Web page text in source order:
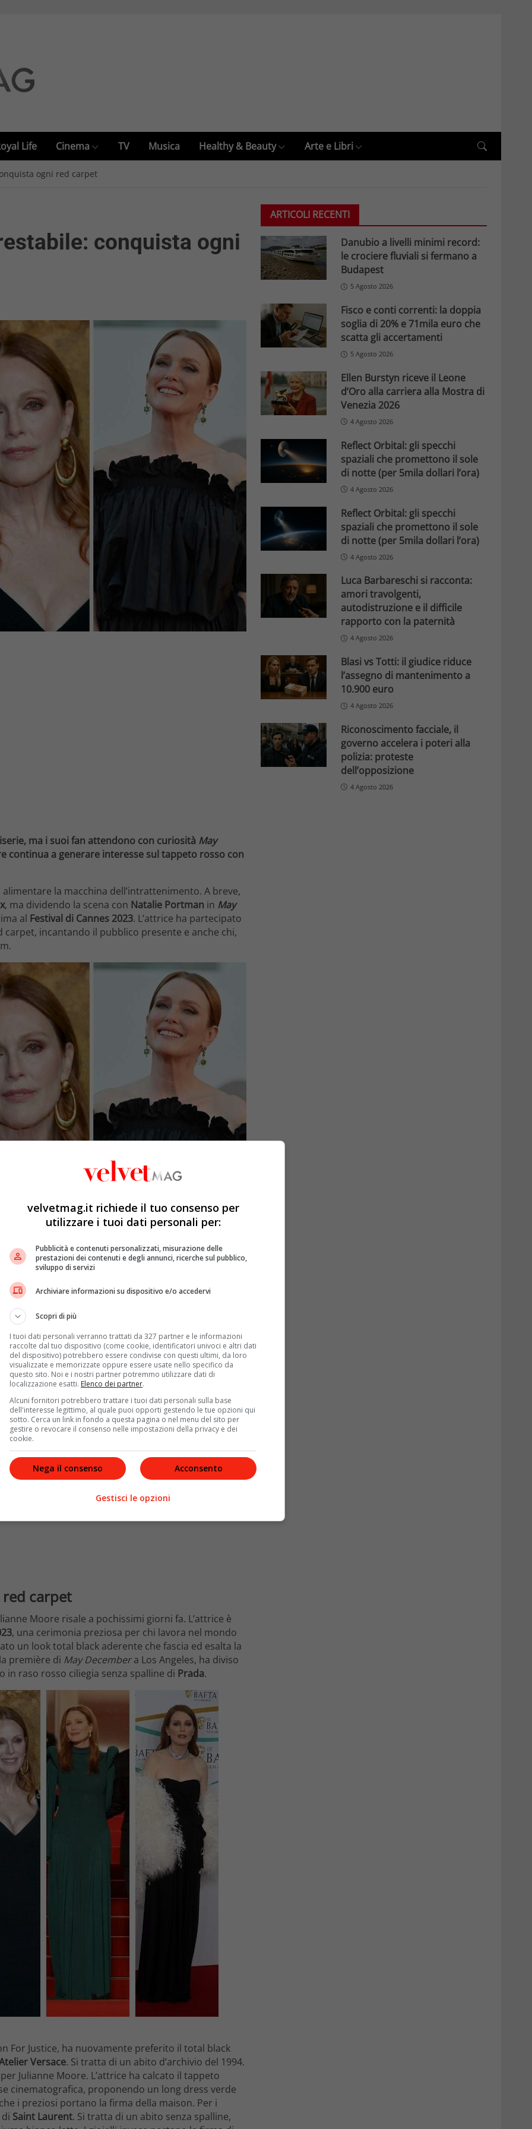
Life Cinema TV Musica Healthy & Beauty Arte e Libri
ogni red carpet
conquista ogni
ma i suoi fan attendono con curiosità May
continua a generare interesse sul tappeto rosso con
la macchina dell’intrattenimento. A breve,
, ma dividendo la scena con Natalie Portman in May
al Festival di Cannes 2023. L’attrice ha partecipato
incantando il pubblico presente e anche chi,
non è di certo una novità sbocciata dalla notte al
Hollywood. Ha recitato in numerosi film celebri
della signora Lee, Chloe – Tra seduzione e
Rivolta. E ancoraLa stanza delle meraviglie, Sotto
May December. Lato televisivo, Julianne Moore
30 Rock, La storia di LiseyeMary & George
red carpet
Moore risale a pochissimi giorni fa. L’attrice è
, una cerimonia preziosa per chi lavora nel mondo
un look total black aderente che fascia ed esalta la
première di May Decembera Los Angeles, ha diviso
in raso rosso ciliegia senza spalline di Prada.
For Justice, ha nuovamente preferito il total black
Versace. Si tratta di un abito d’archivio del 1994.
per Julianne Moore. L’attrice ha calcato il tappeto
cinematografica, proponendo un long dress verde
i preziosi portano la firma della maison. Per i
Saint Laurent. Si tratta di un abito senza spalline,
ARTICOLI RECENTI
Danubio a livelli minimi record:
le crociere fluviali si fermano a
Budapest
5 Agosto 2026
Fisco e conti correnti: la doppia
soglia di 20% e 71mila euro che
scatta gli accertamenti
5 Agosto 2026
Ellen Burstyn riceve il Leone
d’Oro alla carriera alla Mostra di
Venezia 2026
4 Agosto 2026
Reflect Orbital: gli specchi
spaziali che promettono il sole
di notte (per 5mila dollari l’ora)
4 Agosto 2026
Reflect Orbital: gli specchi
spaziali che promettono il sole
di notte (per 5mila dollari l’ora)
4 Agosto 2026
Luca Barbareschi si racconta:
amori travolgenti,
autodistruzione e il difficile
rapporto con la paternità
4 Agosto 2026
Blasi vs Totti: il giudice riduce
l’assegno di mantenimento a
10.900 euro
4 Agosto 2026
Riconoscimento facciale, il
governo accelera i poteri alla
polizia: proteste
dell’opposizione
4 Agosto 2026
velvetmag.it richiede il tuo consenso per
utilizzare i tuoi dati personali per:
Pubblicità e contenuti personalizzati, misurazione delle
prestazioni dei contenuti e degli annunci, ricerche sul pubblico,
sviluppo di servizi
Archiviare informazioni su dispositivo e/o accedervi
Scopri di più
I tuoi dati personali verranno trattati da 327 partner e le informazioni
raccolte dal tuo dispositivo (come cookie, identificatori univoci e altri dati
del dispositivo) potrebbero essere condivise con questi ultimi, da loro
visualizzate e memorizzate oppure essere usate nello specifico da
questo sito. Noi e i nostri partner potremmo utilizzare dati di
localizzazione esatti. Elenco dei partner.
Alcuni fornitori potrebbero trattare i tuoi dati personali sulla base
dell'interesse legittimo, al quale puoi opporti gestendo le tue opzioni qui
sotto. Cerca un link in fondo a questa pagina o nel menu del sito per
gestire o revocare il consenso nelle impostazioni della privacy e dei
cookie.
Acconsento
Nega il consenso
Gestisci le opzioni